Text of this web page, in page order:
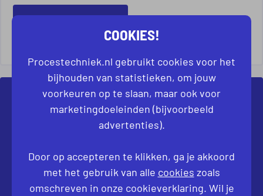
NIET DIRECT JOUW IDEALE VACATURE
GEVONDEN?
we samen naar de mogelijkheden.
COOKIES!
Procestechniek.nl gebruikt cookies voor het
bijhouden van statistieken, om jouw
voorkeuren op te slaan, maar ook voor
marketingdoeleinden (bijvoorbeeld
advertenties).
Door op accepteren te klikken, ga je akkoord
met het gebruik van alle cookies zoals
omschreven in onze cookieverklaring. Wil je